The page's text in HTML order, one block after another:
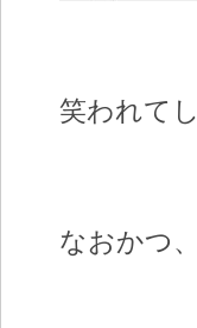
笑われて
なおかつ